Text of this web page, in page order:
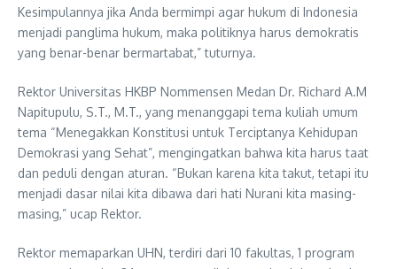
Kesimpulannya jika Anda bermimpi agar hukum di Indonesia
menjadi panglima hukum, maka politiknya harus demokratis
yang benar-benar bermartabat,” tuturnya.
Rektor Universitas HKBP Nommensen Medan Dr. Richard A.M
Napitupulu, S.T., M.T., yang menanggapi tema kuliah umum
tema “Menegakkan Konstitusi untuk Terciptanya Kehidupan
Demokrasi yang Sehat”, mengingatkan bahwa kita harus taat
dan peduli dengan aturan. “Bukan karena kita takut, tetapi itu
menjadi dasar nilai kita dibawa dari hati Nurani kita masing-
masing,” ucap Rektor.
Rektor memaparkan UHN, terdiri dari 10 fakultas, 1 program